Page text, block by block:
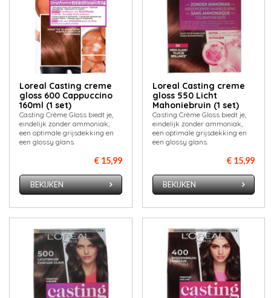
Loreal Casting creme
gloss 600 Cappuccino
160ml (1 set)
Casting Crème Gloss biedt je,
eindelijk zonder ammoniak,
een optimale grijsdekking en
een glossy glans.
€ 15,99
BEKIJKEN
Loreal Casting creme
gloss 550 Licht
Mahoniebruin (1 set)
Casting Crème Gloss biedt je,
eindelijk zonder ammoniak,
een optimale grijsdekking en
een glossy glans.
€ 15,99
BEKIJKEN